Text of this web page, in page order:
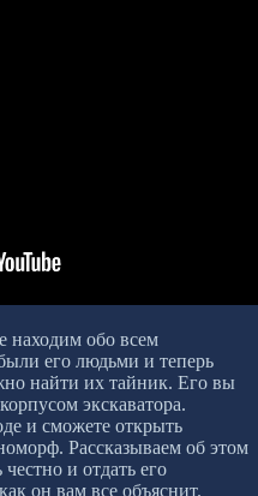
находим обо всем
его людьми и теперь
найти их тайник. Его вы
экскаватора.
и сможете открыть
Рассказываем об этом
и отдать его
он вам все объяснит.